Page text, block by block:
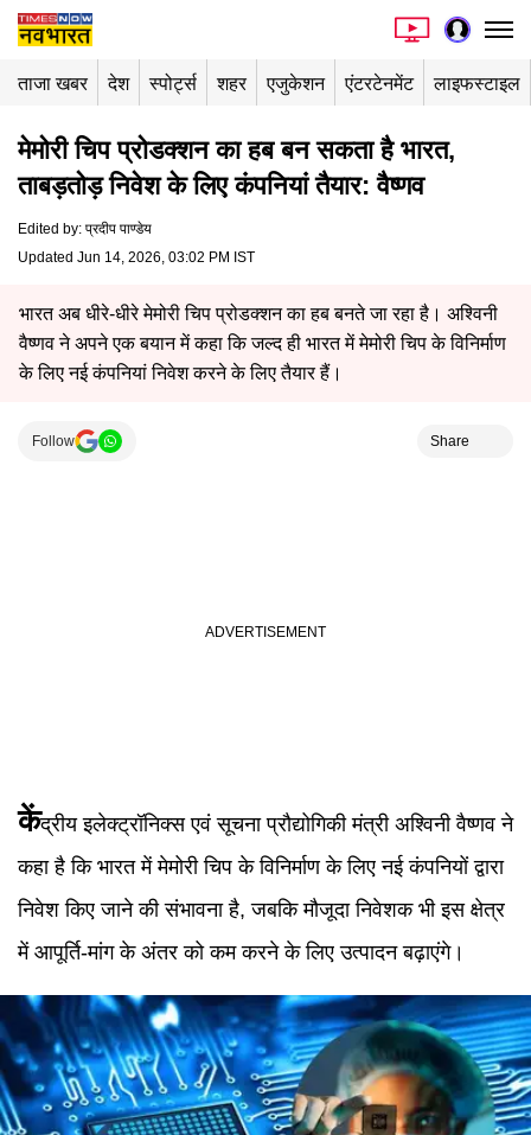
ताजा खबर देश स्पोर्ट्स शहर एजुकेशन एंटरटेनमेंट लाइफस्टाइल
मेमोरी चिप प्रोडक्शन का हब बन सकता है भारत,
ताबड़तोड़ निवेश के लिए कंपनियां तैयार: वैष्णव
Edited by: प्रदीप पाण्डेय
Updated Jun 14, 2026, 03:02 PM IST
भारत अब धीरे-धीरे मेमोरी चिप प्रोडक्शन का हब बनते जा रहा है। अश्विनी
वैष्णव ने अपने एक बयान में कहा कि जल्द ही भारत में मेमोरी चिप के विनिर्माण
के लिए नई कंपनियां निवेश करने के लिए तैयार हैं।
Follow Share
केंद्रीय इलेक्ट्रॉनिक्स एवं सूचना प्रौद्योगिकी मंत्री अश्विनी वैष्णव ने
कहा है कि भारत में मेमोरी चिप के विनिर्माण के लिए नई कंपनियों द्वारा
निवेश किए जाने की संभावना है, जबकि मौजूदा निवेशक भी इस क्षेत्र
में आपूर्ति-मांग के अंतर को कम करने के लिए उत्पादन बढ़ाएंगे।